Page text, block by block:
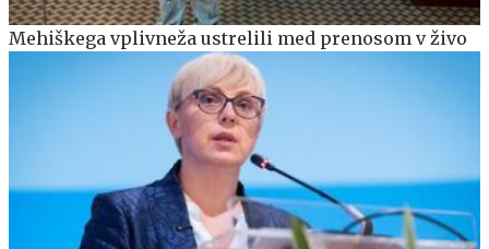
Mehiškega vplivneža ustrelili med prenosom v živo